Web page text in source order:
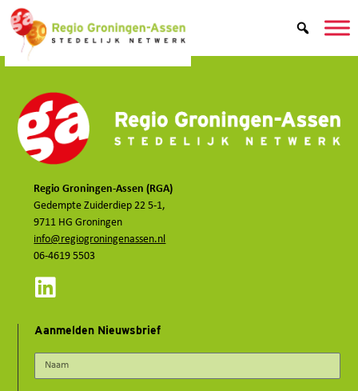
de
inhoud
Regio Groningen-Assen (RGA)
Gedempte Zuiderdiep 22 5-1,
9711 HG Groningen
info@regiogroningenassen.nl
06-4619 5503
Aanmelden Nieuwsbrief